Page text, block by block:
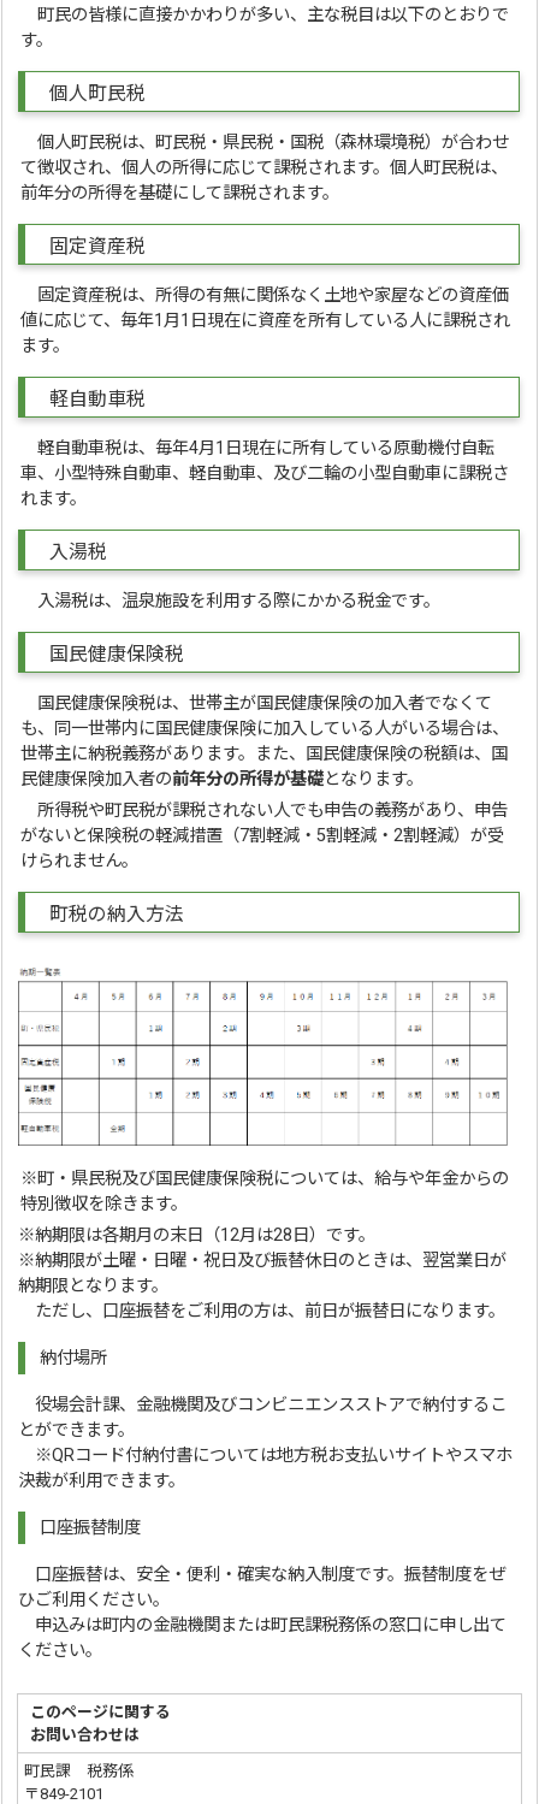
町民の皆様に直接かかわりが多い、主な税目は以下のとおりで
す。
個人町民税
個人町民税は、町民税・県民税・国税（森林環境税）が合わせ
て徴収され、個人の所得に応じて課税されます。個人町民税は、
前年分の所得を基礎にして課税されます。
固定資産税
固定資産税は、所得の有無に関係なく土地や家屋などの資産価
値に応じて、毎年1月1日現在に資産を所有している人に課税され
ます。
軽自動車税
軽自動車税は、毎年4月1日現在に所有している原動機付自転
車、小型特殊自動車、軽自動車、及び二輪の小型自動車に課税さ
れます。
入湯税
入湯税は、温泉施設を利用する際にかかる税金です。
国民健康保険税
国民健康保険税は、世帯主が国民健康保険の加入者でなくて
も、同一世帯内に国民健康保険に加入している人がいる場合は、
世帯主に納税義務があります。また、国民健康保険の税額は、国
民健康保険加入者の前年分の所得が基礎となります。
所得税や町民税が課税されない人でも申告の義務があり、申告
がないと保険税の軽減措置（7割軽減・5割軽減・2割軽減）が受
けられません。
町税の納入方法
※町・県民税及び国民健康保険税については、給与や年金からの
特別徴収を除きます。
※納期限は各期月の末日（12月は28日）です。
※納期限が土曜・日曜・祝日及び振替休日のときは、翌営業日が
納期限となります。
ただし、口座振替をご利用の方は、前日が振替日になります。
納付場所
役場会計課、金融機関及びコンビニエンスストアで納付するこ
とができます。
※QRコード付納付書については地方税お支払いサイトやスマホ
決裁が利用できます。
口座振替制度
口座振替は、安全・便利・確実な納入制度です。振替制度をぜ
ひご利用ください。
申込みは町内の金融機関または町民課税務係の窓口に申し出て
ください。
このページに関する
お問い合わせは
町民課 税務係
〒849-2101